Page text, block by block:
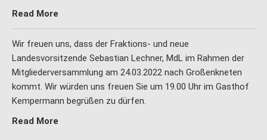
Read More
Wir freuen uns, dass der Fraktions- und neue
Landesvorsitzende Sebastian Lechner, MdL im Rahmen der
Mitgliederversammlung am 24.03.2022 nach Großenkneten
kommt. Wir würden uns freuen Sie um 19.00 Uhr im Gasthof
Kempermann begrüßen zu dürfen.
Read More